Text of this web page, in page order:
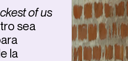
of us
sea
la